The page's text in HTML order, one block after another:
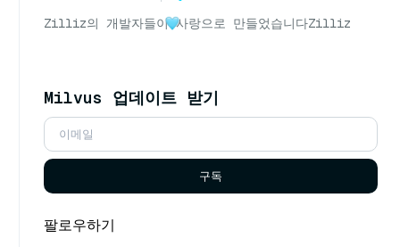
Zilliz의 개발자들이 사랑으로 만들었습니다Zilliz
Milvus 업데이트 받기
구독
팔로우하기